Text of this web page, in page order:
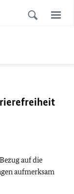
auf die
aufmerksam